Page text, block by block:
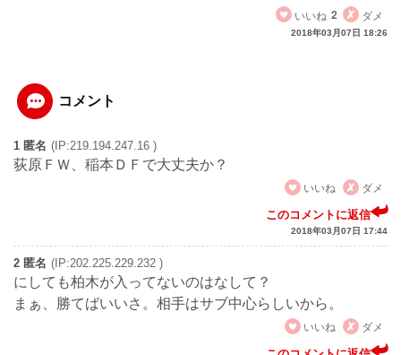
いいね 2 ダメ
2018年03月07日 18:26
コメント
1 匿名 (IP:219.194.247.16 )
荻原ＦＷ、稲本ＤＦで大丈夫か？
いいね
ダメ
このコメントに返信
2018年03月07日 17:44
2 匿名 (IP:202.225.229.232 )
にしても柏木が入ってないのはなして？
まぁ、勝てばいいさ。相手はサブ中心らしいから。
いいね
ダメ